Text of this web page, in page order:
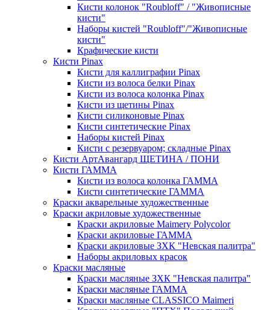
Кисти колонок "Roubloff" / "Живописные
кисти"
Наборы кистей "Roubloff"/"Живописные
кисти"
Крафические кисти
Кисти Pinax
Кисти для каллиграфии Pinax
Кисти из волоса белки Pinax
Кисти из волоса колонка Pinax
Кисти из щетины Pinax
Кисти силиконовые Pinax
Кисти синтетические Pinax
Наборы кистей Pinax
Кисти с резервуаром; складные Pinax
Кисти АртАвангард ЩЕТИНА / ПОНИ
Кисти ГАММА
Кисти из волоса колонка ГАММА
Кисти синтетические ГАММА
Краски акварельные художественные
Краски акриловые художественные
Краски акриловые Maimery Polycolor
Краски акриловые ГАММА
Краски акриловые ЗХК "Невская палитра"
Наборы акриловых красок
Краски масляные
Краски масляные ЗХК "Невская палитра"
Краски масляные ГАММА
Краски масляные CLASSICO Maimeri